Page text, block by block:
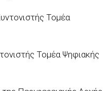
Τομέα
Τομέα Ψηφιακής